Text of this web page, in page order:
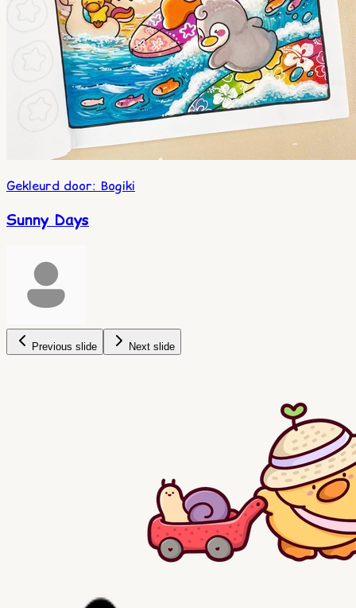
Gekleurd door: Bogiki
Sunny Days
Previous slide Next slide